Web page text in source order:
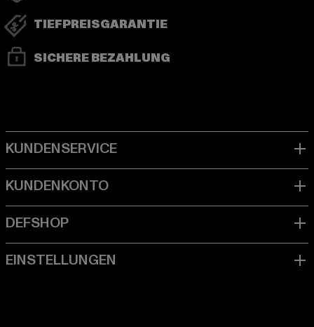
TIEFPREISGARANTIE
SICHERE BEZAHLUNG